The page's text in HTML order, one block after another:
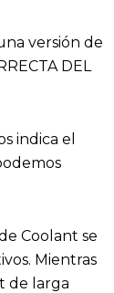
versión de
DEL
indica el
Coolant se
Mientras
de larga